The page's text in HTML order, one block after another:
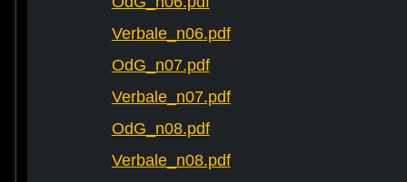
Verbale_n06.pdf
OdG_n07.pdf
Verbale_n07.pdf
OdG_n08.pdf
Verbale_n08.pdf